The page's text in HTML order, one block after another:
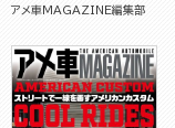
[雑誌]
アメ車MAGAZINE編集部